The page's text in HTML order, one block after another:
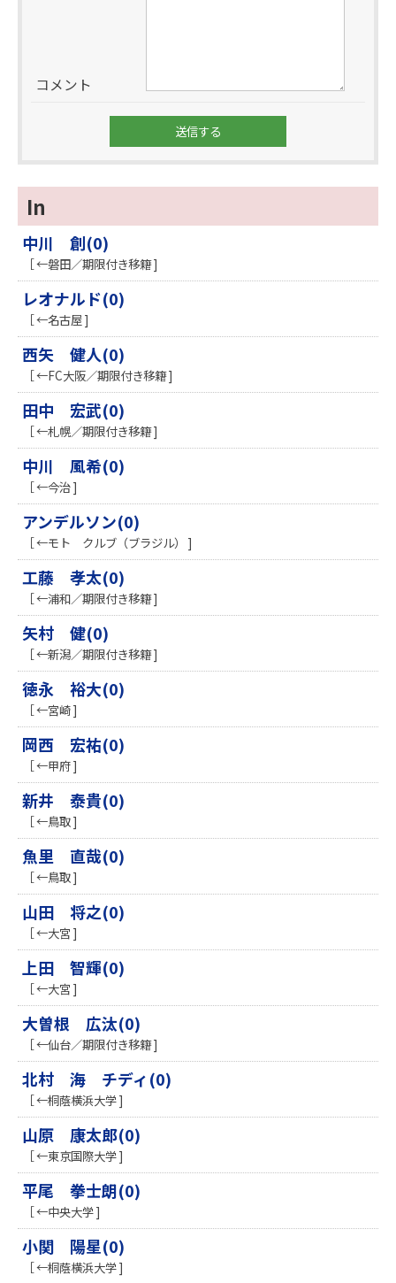
コメント
In
中川 創(0)
［ ←磐田／期限付き移籍 ]
レオナルド(0)
［ ←名古屋 ]
西矢 健人(0)
［ ←FC大阪／期限付き移籍 ]
田中 宏武(0)
［ ←札幌／期限付き移籍 ]
中川 風希(0)
［ ←今治 ]
アンデルソン(0)
［ ←モト クルブ（ブラジル） ]
工藤 孝太(0)
［ ←浦和／期限付き移籍 ]
矢村 健(0)
［ ←新潟／期限付き移籍 ]
徳永 裕大(0)
［ ←宮崎 ]
岡西 宏祐(0)
［ ←甲府 ]
新井 泰貴(0)
［ ←鳥取 ]
魚里 直哉(0)
［ ←鳥取 ]
山田 将之(0)
［ ←大宮 ]
上田 智輝(0)
［ ←大宮 ]
大曽根 広汰(0)
［ ←仙台／期限付き移籍 ]
北村 海 チディ(0)
［ ←桐蔭横浜大学 ]
山原 康太郎(0)
［ ←東京国際大学 ]
平尾 拳士朗(0)
［ ←中央大学 ]
小関 陽星(0)
［ ←桐蔭横浜大学 ]